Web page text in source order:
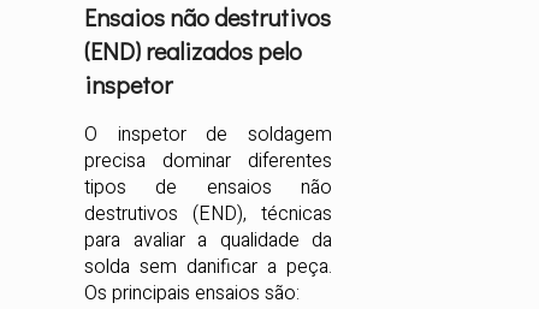
Ensaios não destrutivos
(END) realizados pelo
inspetor
O inspetor de soldagem
precisa dominar diferentes
tipos de ensaios não
destrutivos (END), técnicas
para avaliar a qualidade da
solda sem danificar a peça.
Os principais ensaios são: